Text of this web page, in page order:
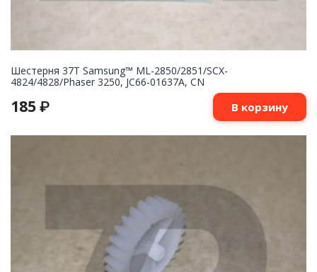
Шестерня 37T Samsung™ ML-2850/2851/SCX-
4824/4828/Phaser 3250, JC66-01637A, CN
185 ₽ В корзину